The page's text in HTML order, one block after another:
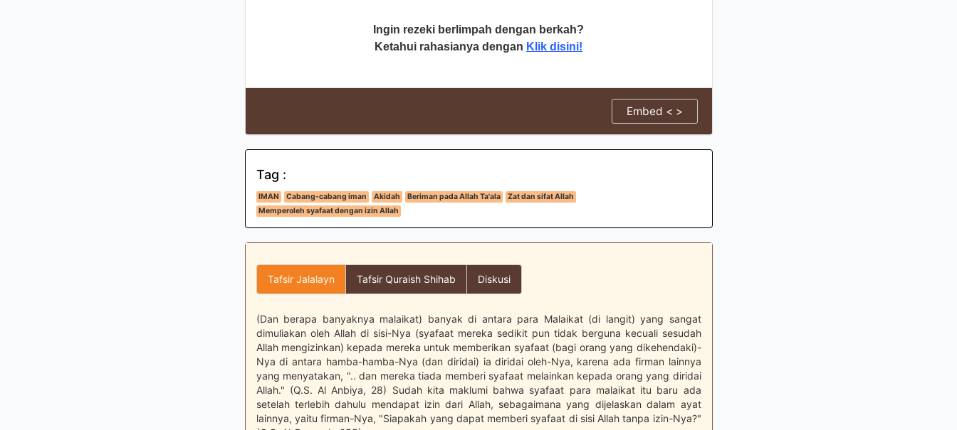
Ingin rezeki berlimpah dengan berkah?
Ketahui rahasianya dengan Klik disini!
Embed < >
Tag :
IMAN Cabang-cabang iman Akidah Beriman pada Allah Ta'ala
Zat dan sifat Allah
Memperoleh syafaat dengan izin Allah
Tafsir Jalalayn Tafsir Quraish Shihab Diskusi
(Dan berapa banyaknya malaikat) banyak di antara para Malaikat (di langit) yang sangat
dimuliakan oleh Allah di sisi-Nya (syafaat mereka sedikit pun tidak berguna kecuali sesudah
Allah mengizinkan) kepada mereka untuk memberikan syafaat (bagi orang yang dikehendaki)-
Nya di antara hamba-hamba-Nya (dan diridai) ia diridai oleh-Nya, karena ada firman lainnya
yang menyatakan, ".. dan mereka tiada memberi syafaat melainkan kepada orang yang diridai
Allah." (Q.S. Al Anbiya, 28) Sudah kita maklumi bahwa syafaat para malaikat itu baru ada
setelah terlebih dahulu mendapat izin dari Allah, sebagaimana yang dijelaskan dalam ayat
lainnya, yaitu firman-Nya, "Siapakah yang dapat memberi syafaat di sisi Allah tanpa izin-Nya?"